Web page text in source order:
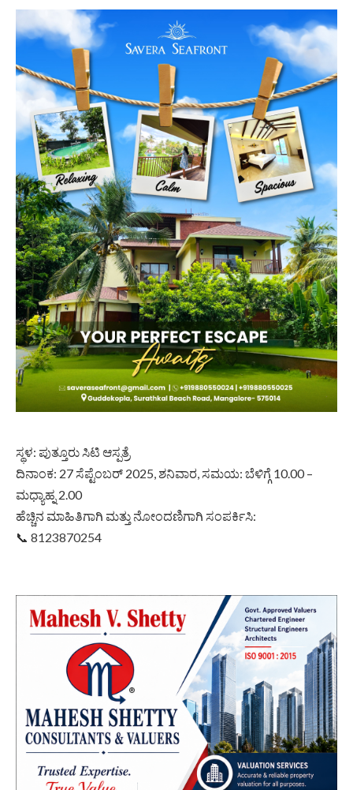
ಸ್ಥಳ: ಪುತ್ತೂರು ಸಿಟಿ ಆಸ್ಪತ್ರೆ
ದಿನಾಂಕ: 27 ಸೆಪ್ಟೆಂಬರ್ 2025, ಶನಿವಾರ, ಸಮಯ: ಬೆಳಿಗ್ಗೆ 10.00 –
ಮಧ್ಯಾಹ್ನ 2.00
ಹೆಚ್ಚಿನ ಮಾಹಿತಿಗಾಗಿ ಮತ್ತು ನೋಂದಣಿಗಾಗಿ ಸಂಪರ್ಕಿಸಿ:
📞 8123870254